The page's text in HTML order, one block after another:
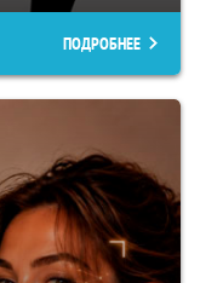
ПОДРОБНЕЕ